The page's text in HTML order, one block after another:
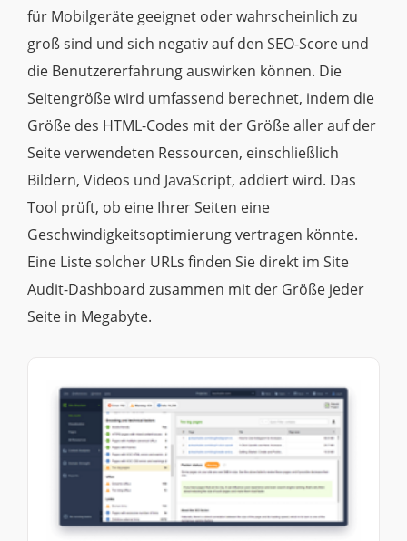
für Mobilgeräte geeignet oder wahrscheinlich zu
groß sind und sich negativ auf den SEO-Score und
die Benutzererfahrung auswirken können. Die
Seitengröße wird umfassend berechnet, indem die
Größe des HTML-Codes mit der Größe aller auf der
Seite verwendeten Ressourcen, einschließlich
Bildern, Videos und JavaScript, addiert wird. Das
Tool prüft, ob eine Ihrer Seiten eine
Geschwindigkeitsoptimierung vertragen könnte.
Eine Liste solcher URLs finden Sie direkt im Site
Audit-Dashboard zusammen mit der Größe jeder
Seite in Megabyte.